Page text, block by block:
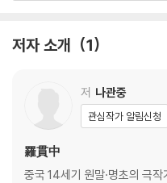
저자 소개 1
저 나관중
관심작가 알림신청
羅貫中
중국 14세기 원말·명초의 극